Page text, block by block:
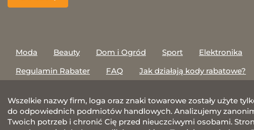
Moda Beauty Dom i Ogród Sport Elektronika
Regulamin Rabater
FAQ Jak działają kody rabatowe?
Wszelkie nazwy firm, loga oraz znaki towarowe zostały użyte
do odpowiednich podmiotów handlowych. Analizujemy
Twoich potrzeb i chronić Cię przed nieuczciwymi osobami.